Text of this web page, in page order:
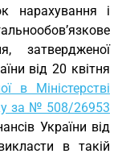
нарахування і
затвердженої
від 20 квітня
в Міністерстві
за № 508/26953
України від
в такій